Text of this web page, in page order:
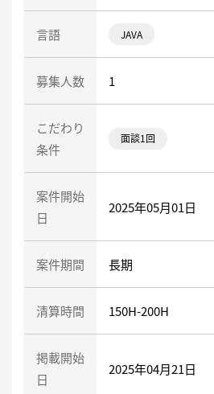
言語 JAVA
募集人数 1
こだわり
条件
面談1回
案件開始
日
2025年05月01日
案件期間 長期
清算時間 150H-200H
掲載開始
日
2025年04月21日